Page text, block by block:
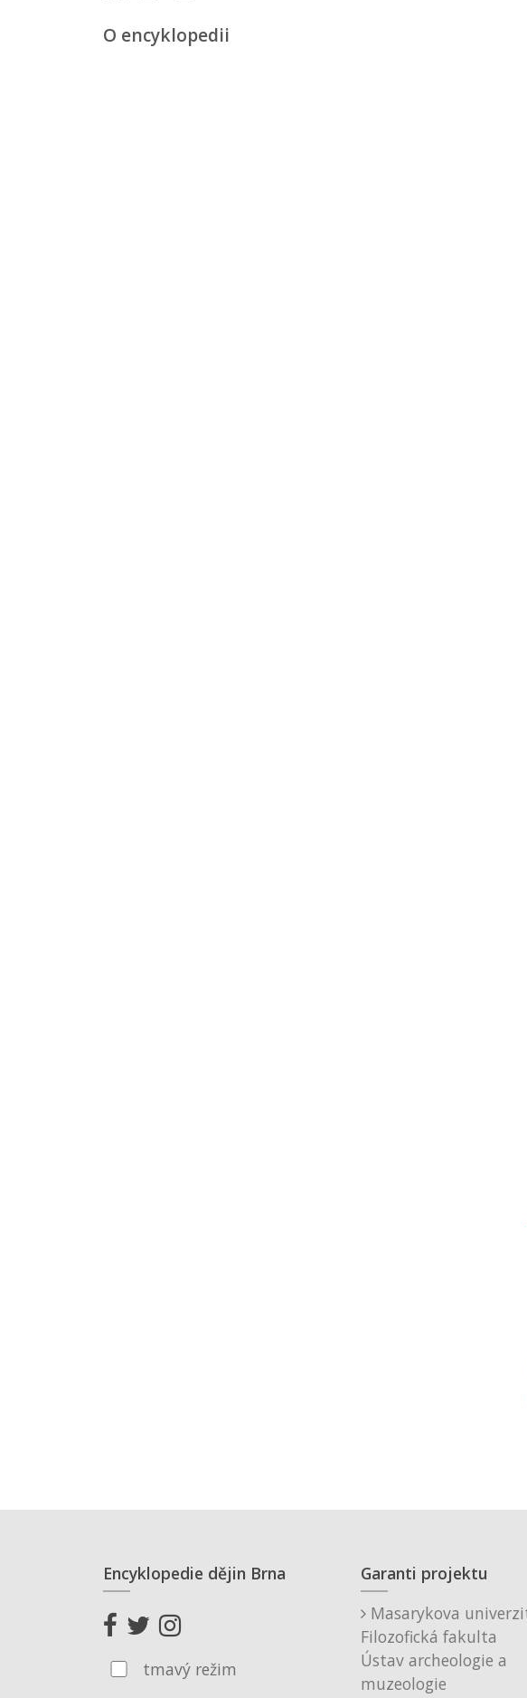
O encyklopedii
Encyklopedie dějin Brna
tmavý režim
Garanti projektu
Masarykova
Filozofická fakulta
Ústav archeologie a
muzeologie